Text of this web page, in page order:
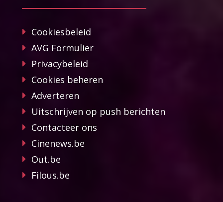
Cookiesbeleid
AVG Formulier
Privacybeleid
Cookies beheren
Adverteren
Uitschrijven op push berichten
Contacteer ons
Cinenews.be
Out.be
Filous.be